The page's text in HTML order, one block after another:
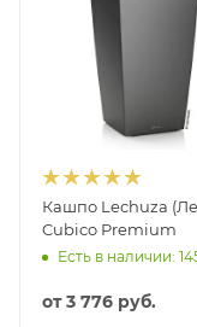
Кашпо Lechuza
Cubico Premium
Есть в наличии:
от3 776 руб.